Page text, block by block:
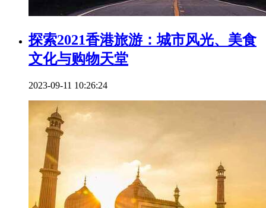
探索2021香港旅游：城市风光、美食
文化与购物天堂
2023-09-11 10:26:24